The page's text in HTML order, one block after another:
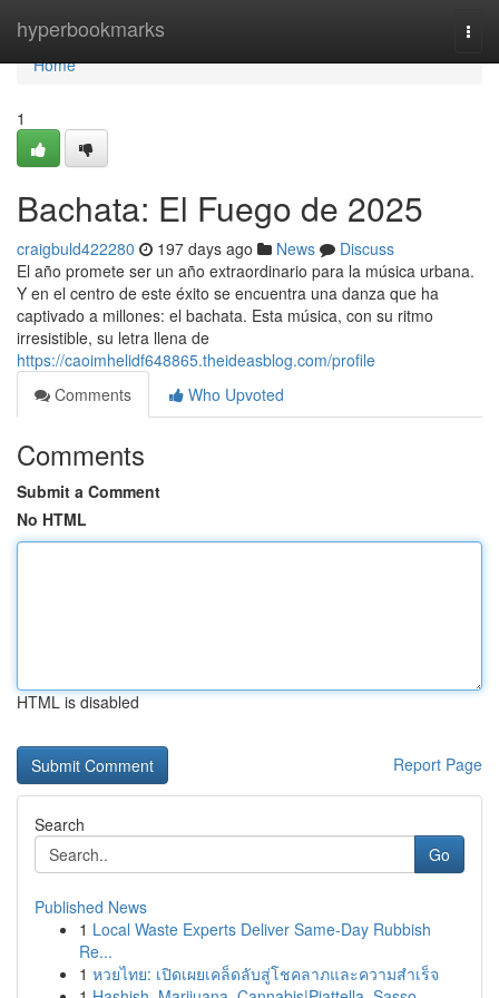
hyperbookmarks
Home
Home
1
Bachata: El Fuego de 2025
craigbuld422280 197 days ago News
Discuss
El año promete ser un año extraordinario para la música urbana.
Y en el centro de este éxito se encuentra una danza que ha
captivado a millones: el bachata. Esta música, con su ritmo
irresistible, su letra llena de
https://caoimhelidf648865.theideasblog.com/profile
Comments
Who Upvoted
Comments
Submit a Comment
No HTML
HTML is disabled
Report Page
Search
Go
Published News
1 Local Waste Experts Deliver Same-Day Rubbish
Re...
1 หวยไทย: เปิดเผยเคล็ดลับสู่โชคลาภและความสำเร็จ